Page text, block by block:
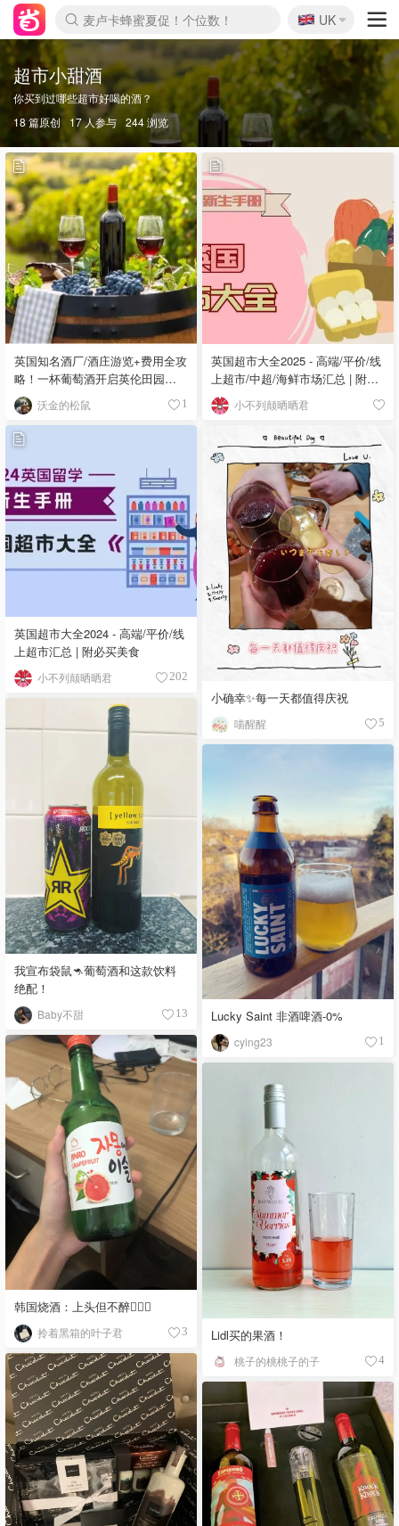
麦卢卡蜂蜜夏促！个位数！
Prada/Miu 4.8折！
啥？必胜客披萨5折！
🇬🇧
UK
超市小甜酒
你买到过哪些超市好喝的酒？
18 篇原创
17 人参与 244 浏览
英国知名酒厂/酒庄游览+费用全攻
略！一杯葡萄酒开启英伦田园假
期- 沃金的松鼠 1
英国超市大全2025 - 高端/平价/线
上超市/中超/海鲜市场汇总 | 附必
买美食小不列颠晒晒君
英国超市大全2024 - 高端/平价/线
上超市汇总 | 附必买美食
小不列颠晒晒君 202
小确幸✨每一天都值得庆祝
喵醒醒 5
我宣布袋鼠🦘葡萄酒和这款饮料
绝配！
Baby不甜 13 Lucky Saint 非酒啤酒-0%
cying23 1
韩国烧酒：上头但不醉🤦🏻‍♀️
拎着黑箱的叶子君 3 Lidl买的果酒！
桃子的桃桃子的子 4